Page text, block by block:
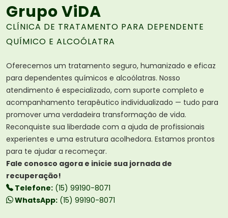
Grupo ViDA
CLÍNICA DE TRATAMENTO PARA DEPENDENTE
QUÍMICO E ALCOÓLATRA
Oferecemos um tratamento seguro, humanizado e eficaz
para dependentes químicos e alcoólatras. Nosso
atendimento é especializado, com suporte completo e
acompanhamento terapêutico individualizado — tudo para
promover uma verdadeira transformação de vida.
Reconquiste sua liberdade com a ajuda de profissionais
experientes e uma estrutura acolhedora. Estamos prontos
para te ajudar a recomeçar.
Fale conosco agora e inicie sua jornada de
recuperação!
Telefone: (15) 99190-8071
WhatsApp: (15) 99190-8071